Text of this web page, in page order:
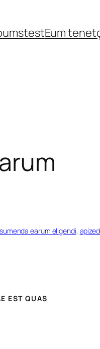
testEum
earum eligendi, apized
EST QUAS